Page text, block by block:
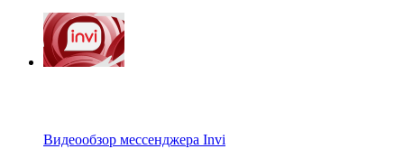
Видеообзор мессенджера Invi